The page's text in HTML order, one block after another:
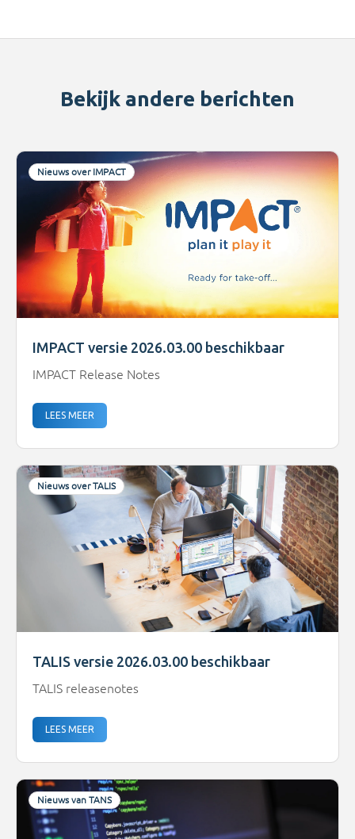
Bekijk andere berichten
Nieuws over IMPACT
IMPACT versie 2026.03.00 beschikbaar
IMPACT Release Notes
LEES MEER
Nieuws over TALIS
TALIS versie 2026.03.00 beschikbaar
TALIS releasenotes
LEES MEER
Nieuws van TANS